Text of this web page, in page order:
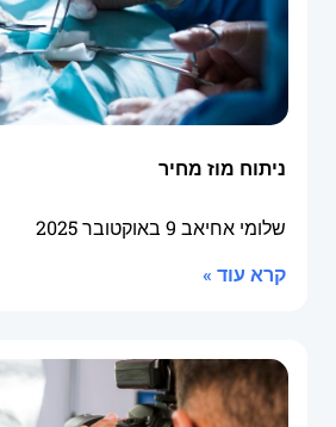
ניתוח מוז מחיר
שלומי אחיאב 9 באוקטובר 2025
קרא עוד »